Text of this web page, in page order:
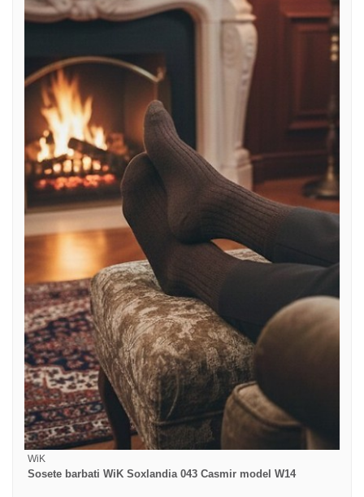
WiK
Sosete barbati WiK Soxlandia 043 Casmir model W14